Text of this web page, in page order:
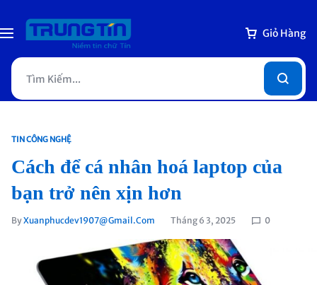
Giỏ Hàng
TIN CÔNG NGHỆ
Cách để cá nhân hoá laptop của
bạn trở nên xịn hơn
ByXuanphucdev1907@gmail.com Tháng 6 3, 2025 0